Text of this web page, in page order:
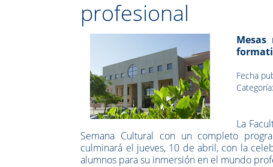
profesional
Fecha
La
Semana Cultural con un completo
culminará el jueves, 10 de abril, con la
alumnos para su inmersión en el mundo